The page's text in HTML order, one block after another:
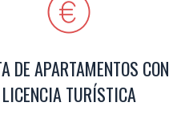
DE APARTAMENTOS CON
LICENCIA TURÍSTICA